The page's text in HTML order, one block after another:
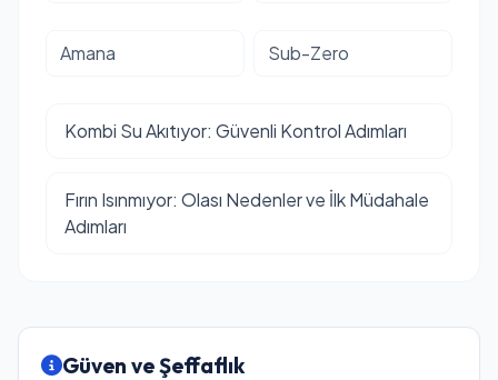
Amana Sub-Zero
Kombi Su Akıtıyor: Güvenli Kontrol Adımları
Fırın Isınmıyor: Olası Nedenler ve İlk Müdahale
Adımları
Güven ve Şeffaflık